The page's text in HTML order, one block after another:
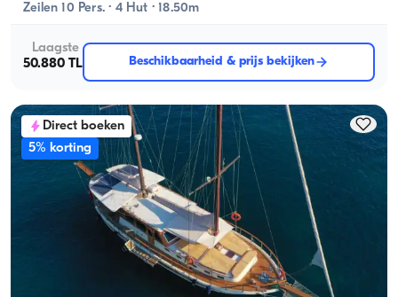
Zeilen 10 Pers. · 4 Hut · 18.50m
Laagste
50.880 TL
Beschikbaarheid & prijs bekijken
Direct boeken
5% korting